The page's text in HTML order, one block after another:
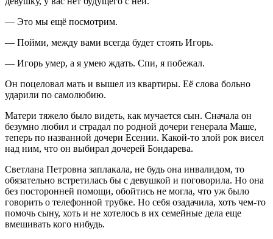
— Это мы ещё посмотрим.
— Пойми, между вами всегда будет стоять Игорь.
— Игорь умер, а я умею ждать. Спи, я побежал.
Он поцеловал мать и вышел из квартиры. Её слова больно
ударили по самолюбию.
Матери тяжело было видеть, как мучается сын. Сначала он
безумно любил и страдал по родной дочери генерала Маше,
теперь по названной дочери Есении. Какой-то злой рок висел
над ним, что он выбирал дочерей Бондарева.
Светлана Петровна заплакала, не будь она инвалидом, то
обязательно встретилась бы с девушкой и поговорила. Но она
без посторонней помощи, обойтись не могла, что уж было
говорить о телефонной трубке. Но себя озадачила, хоть чем-то
помочь сыну, хоть и не хотелось в их семейные дела еще
вмешивать кого нибудь.